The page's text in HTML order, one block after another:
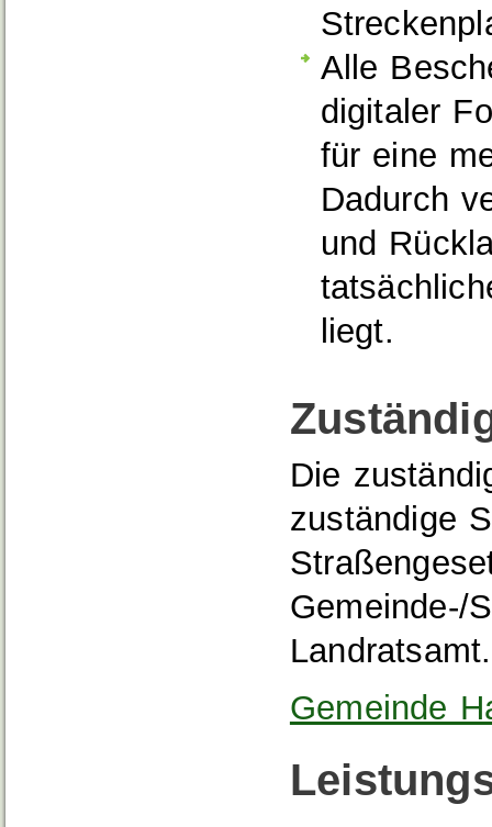
Alle
digitaler
für eine
Dadurch
und
liegt.
Die
zuständige
Gemeinde-/
Landratsamt.
Gemeinde